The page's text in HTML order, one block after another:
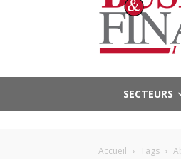
SECTEURS
Accueil Tags